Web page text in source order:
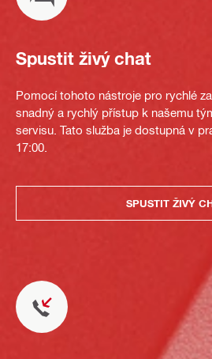
Spustit živý chat
Pomocí tohoto nástroje pro rychlé
snadný a rychlý přístup k našemu
servisu. Tato služba je dostupná v
17:00.
SPUSTIT ŽIVÝ